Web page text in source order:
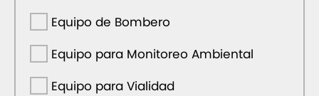
Equipo de Bombero
Equipo para Monitoreo Ambiental
Equipo para Vialidad